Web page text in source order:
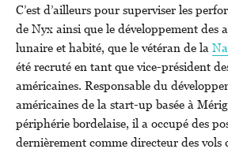
C’est d’ailleurs pour superviser les
de Nyx ainsi que le développement des
lunaire et habité, que le vétéran de la
été recruté en tant que vice-président
américaines. Responsable du
américaines de la start-up basée à
périphérie bordelaise, il a occupé des
dernièrement comme directeur des vols